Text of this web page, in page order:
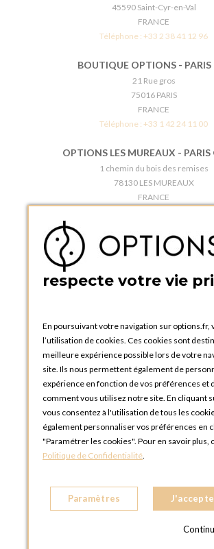
45590 Saint-Cyr-en-Val
FRANCE
Téléphone : +33 2 38 41 12 96
BOUTIQUE OPTIONS - PARIS
21 Rue gros
75016 PARIS
FRANCE
Téléphone : +33 1 42 24 11 00
OPTIONS LES MUREAUX - PARIS
1 chemin du bois des remises
78130 LES MUREAUX
FRANCE
BOUTIQUE OPTIONS - PARIS
5 quai de la tournelle
FRANCE
OPTIONS ROUEN
Rue du Clos Tellier
76800 Saint-Etienne-du-Rouvray
FRANCE
Téléphone :+33 2 35 08 38 53
OPTIONS TOULOUSE
6 rue Gaye Marie, ZAC de Saint-Martin
31300 Toulouse
FRANCE
OPTIONS MC
respecte votre vie
En poursuivant votre navigation sur options.fr,
l’utilisation de cookies. Ces cookies sont
meilleure expérience possible lors de votre
site. Ils nous permettent également de
expérience en fonction de vos préférences et
comment vous utilisez notre site. En cliquant
vous consentez à l'utilisation de tous les
également personnaliser vos préférences en
"Paramétrer les cookies". Pour en savoir plus,
Politique de Confidentialité.
Paramètres